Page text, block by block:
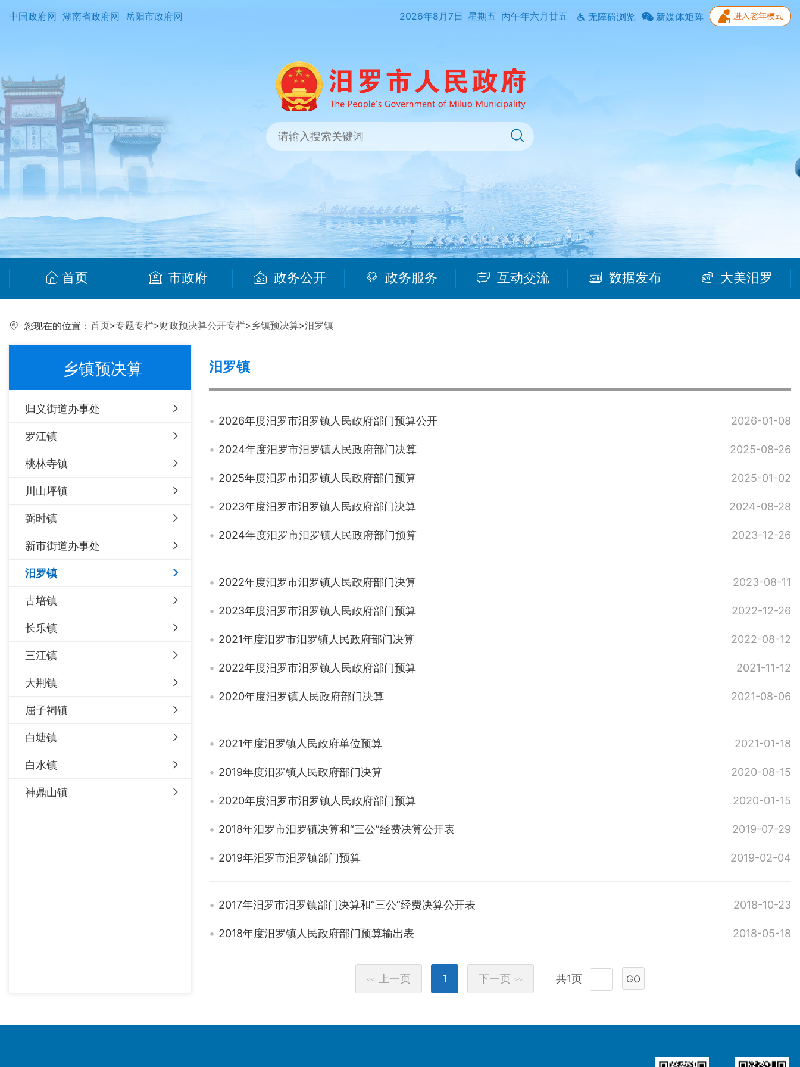
中国政府网 湖南省政府网 岳阳市政府网 2026年8月7日 星期五 丙午年六月廿五 无障碍浏览 新媒体矩阵
首页 市政府 政务公开 政务服务 互动交流 数据发布 大美汨罗
您现在的位置： 首页>专题专栏>财政预决算公开专栏>乡镇预决算>汨罗镇
乡镇预决算
归义街道办事处
罗江镇
桃林寺镇
川山坪镇
弼时镇
新市街道办事处
汨罗镇
古培镇
长乐镇
三江镇
大荆镇
屈子祠镇
白塘镇
白水镇
神鼎山镇
汨罗镇
2026年度汨罗市汨罗镇人民政府部门预算公开 2026-01-08
2024年度汨罗市汨罗镇人民政府部门决算 2025-08-26
2025年度汨罗市汨罗镇人民政府部门预算 2025-01-02
2023年度汨罗市汨罗镇人民政府部门决算 2024-08-28
2024年度汨罗市汨罗镇人民政府部门预算 2023-12-26
2022年度汨罗市汨罗镇人民政府部门决算 2023-08-11
2023年度汨罗市汨罗镇人民政府部门预算 2022-12-26
2021年度汨罗市汨罗镇人民政府部门决算 2022-08-12
2022年度汨罗市汨罗镇人民政府部门预算 2021-11-12
2020年度汨罗镇人民政府部门决算 2021-08-06
2021年度汨罗镇人民政府单位预算 2021-01-18
2019年度汨罗镇人民政府部门决算 2020-08-15
2020年度汨罗市汨罗镇人民政府部门预算 2020-01-15
2018年汨罗市汨罗镇决算和“三公”经费决算公开表 2019-07-29
2019年汨罗市汨罗镇部门预算 2019-02-04
2017年汨罗市汨罗镇部门决算和“三公”经费决算公开表 2018-10-23
2018年度汨罗镇人民政府部门预算输出表 2018-05-18
<< 上一页 1 下一页 >> 共1页 GO